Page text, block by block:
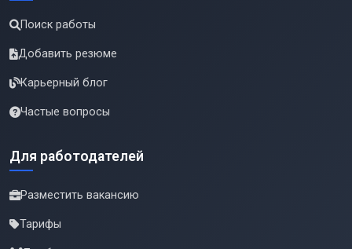
Поиск работы
Добавить резюме
Карьерный блог
Частые вопросы
Для работодателей
Разместить вакансию
Тарифы